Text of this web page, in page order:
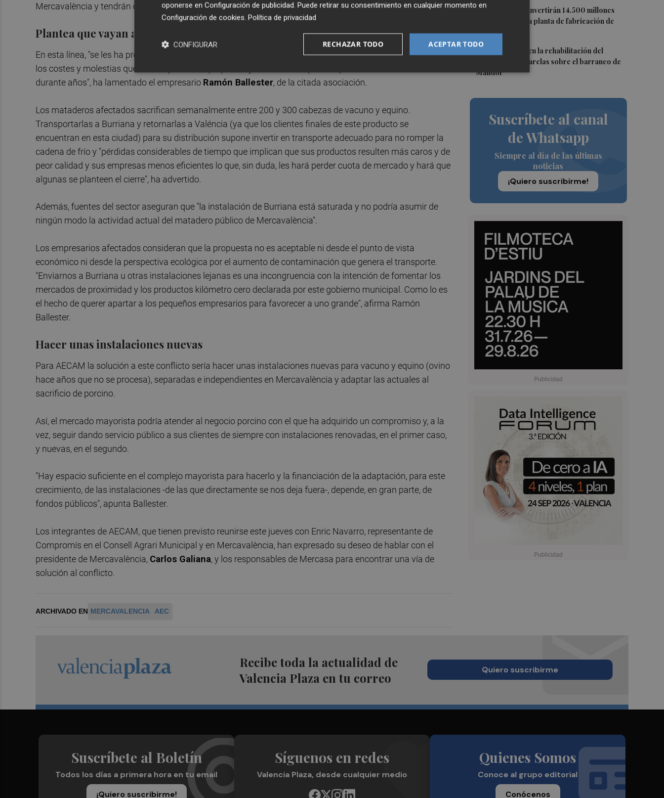
4 Tesla y SpaceX invertirán 14.500 millones
para construir la planta de fabricación de
chips Terafab
5 L'Eliana avanza en la rehabilitación del
puente y las pasarelas sobre el barranco de
Mandor
Suscríbete al canal
de Whatsapp
Siempre al día de las últimas
noticias
¡Quiero suscribirme!
Mercavalència y tendrán que buscar otro matadero", asegura la Asociación.
Plantea que vayan a un matadero privado de Burriana
En esta línea, "se les ha propuesto que acudan a un matadero privado de Burriana sin tener en consideración
los costes y molestias que esto implica a las pequeñas y medianas empresas que han sido sus clientes
durante años", ha lamentado el empresario Ramón Ballester, de la citada asociación.
Los mataderos afectados sacrifican semanalmente entre 200 y 300 cabezas de vacuno y equino.
Transportarlas a Burriana y retornarlas a Valéncia (ya que los clientes finales de este producto se
encuentran en esta ciudad) para su distribución supone invertir en transporte adecuado para no romper la
cadena de frío y "pérdidas considerables de tiempo que implican que sus productos resulten más caros y de
peor calidad y sus empresas menos eficientes lo que, sin duda, les hará perder cuota de mercado y hará que
algunas se planteen el cierre", ha advertido.
Además, fuentes del sector aseguran que "la instalación de Burriana está saturada y no podría asumir de
ningún modo la actividad actual del matadero público de Mercavalència".
Los empresarios afectados consideran que la propuesta no es aceptable ni desde el punto de vista
económico ni desde la perspectiva ecológica por el aumento de contaminación que genera el transporte.
"Enviarnos a Burriana u otras instalaciones lejanas es una incongruencia con la intención de fomentar los
mercados de proximidad y los productos kilómetro cero declarada por este gobierno municipal. Como lo es
el hecho de querer apartar a los pequeños empresarios para favorecer a uno grande", afirma Ramón
Ballester.
Hacer unas instalaciones nuevas
Para AECAM la solución a este conflicto sería hacer unas instalaciones nuevas para vacuno y equino (ovino
hace años que no se procesa), separadas e independientes en Mercavalència y adaptar las actuales al
sacrificio de porcino.
Así, el mercado mayorista podría atender al negocio porcino con el que ha adquirido un compromiso y, a la
vez, seguir dando servicio público a sus clientes de siempre con instalaciones renovadas, en el primer caso,
y nuevas, en el segundo.
"Hay espacio suficiente en el complejo mayorista para hacerlo y la financiación de la adaptación, para este
crecimiento, de las instalaciones -de las que directamente se nos deja fuera-, depende, en gran parte, de
fondos públicos", apunta Ballester.
Los integrantes de AECAM, que tienen previsto reunirse este jueves con Enric Navarro, representante de
Compromís en el Consell Agrari Municipal y en Mercavalència, han expresado su deseo de hablar con el
presidente de Mercavalència, Carlos Galiana, y los responsables de Mercasa para encontrar una vía de
solución al conflicto.
ARCHIVADO EN MERCAVALENCIA AEC
Recibe toda la actualidad de
Valencia Plaza en tu correo
Quiero suscribirme
Suscríbete al Boletín
Todos los días a primera hora en tu email
¡Quiero suscribirme!
Síguenos en redes
Valencia Plaza, desde cualquier medio
Quienes Somos
Conoce al grupo editorial
Conócenos
oponerse en Configuración de publicidad. Puede retirar su consentimiento en cualquier momento en
Configuración de cookies. Política de privacidad
ACEPTAR TODO
RECHAZAR TODO
CONFIGURAR